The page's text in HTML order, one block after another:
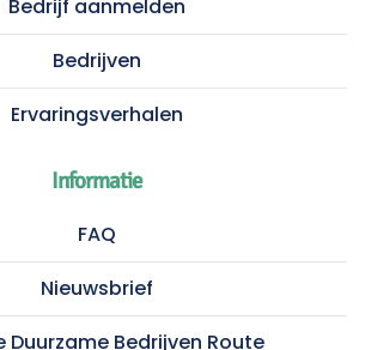
Bedrijf aanmelden
Bedrijven
Ervaringsverhalen
Informatie
FAQ
Nieuwsbrief
Duurzame Bedrijven Route